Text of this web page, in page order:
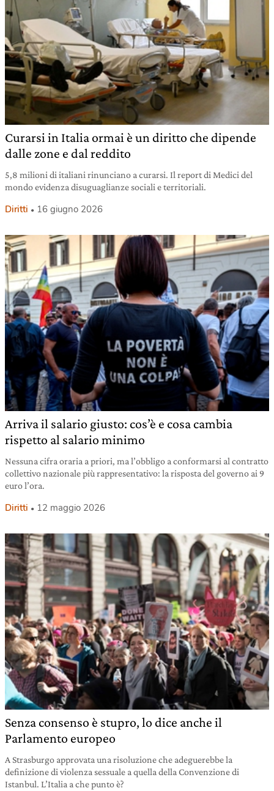
Curarsi in Italia ormai è un diritto che dipende
dalle zone e dal reddito
5,8 milioni di italiani rinunciano a curarsi. Il report di Medici del
mondo evidenza disuguaglianze sociali e territoriali.
Diritti 16 giugno 2026
Arriva il salario giusto: cos’è e cosa cambia
rispetto al salario minimo
Nessuna cifra oraria a priori, ma l’obbligo a conformarsi al contratto
collettivo nazionale più rappresentativo: la risposta del governo ai 9
euro l’ora.
Diritti 12 maggio 2026
Senza consenso è stupro, lo dice anche il
Parlamento europeo
A Strasburgo approvata una risoluzione che adeguerebbe la
definizione di violenza sessuale a quella della Convenzione di
Istanbul. L’Italia a che punto è?